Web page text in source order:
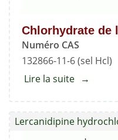
Chlorhydrate de
Numéro CAS
132866-11-6 (sel Hcl)
Lire la suite about
Lercanidipine